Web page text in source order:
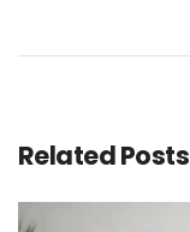
Related Posts